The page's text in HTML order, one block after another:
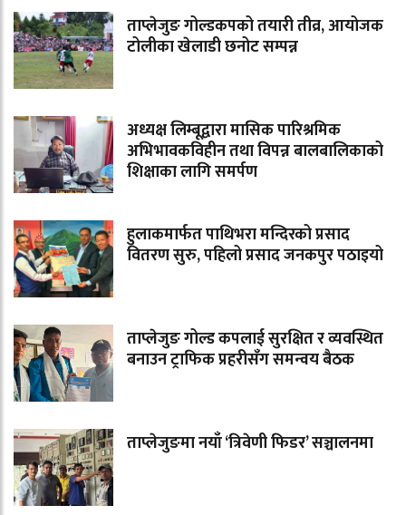
ताप्लेजुङ गोल्डकपको तयारी तीव्र, आयोजक
टोलीका खेलाडी छनोट सम्पन्न
अध्यक्ष लिम्बूद्वारा मासिक पारिश्रमिक
अभिभावकविहीन तथा विपन्न बालबालिकाको
शिक्षाका लागि समर्पण
हुलाकमार्फत पाथिभरा मन्दिरको प्रसाद
वितरण सुरु, पहिलो प्रसाद जनकपुर पठाइयो
ताप्लेजुङ गोल्ड कपलाई सुरक्षित र व्यवस्थित
बनाउन ट्राफिक प्रहरीसँग समन्वय बैठक
ताप्लेजुङमा नयाँ ‘त्रिवेणी फिडर’ सञ्चालनमा